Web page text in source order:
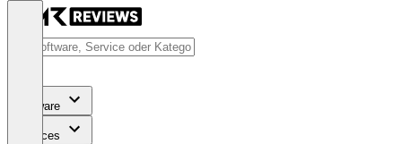
Software
Services